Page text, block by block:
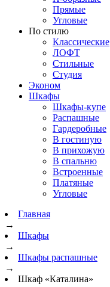
Прямые
Угловые
По стилю
Классические
ЛОФТ
Стильные
Студия
Эконом
Шкафы
Шкафы-купе
Распашные
Гардеробные
В гостиную
В прихожую
В спальню
Встроенные
Платяные
Угловые
Главная
→
Шкафы
→
Шкафы распашные
→
Шкаф «Каталина»